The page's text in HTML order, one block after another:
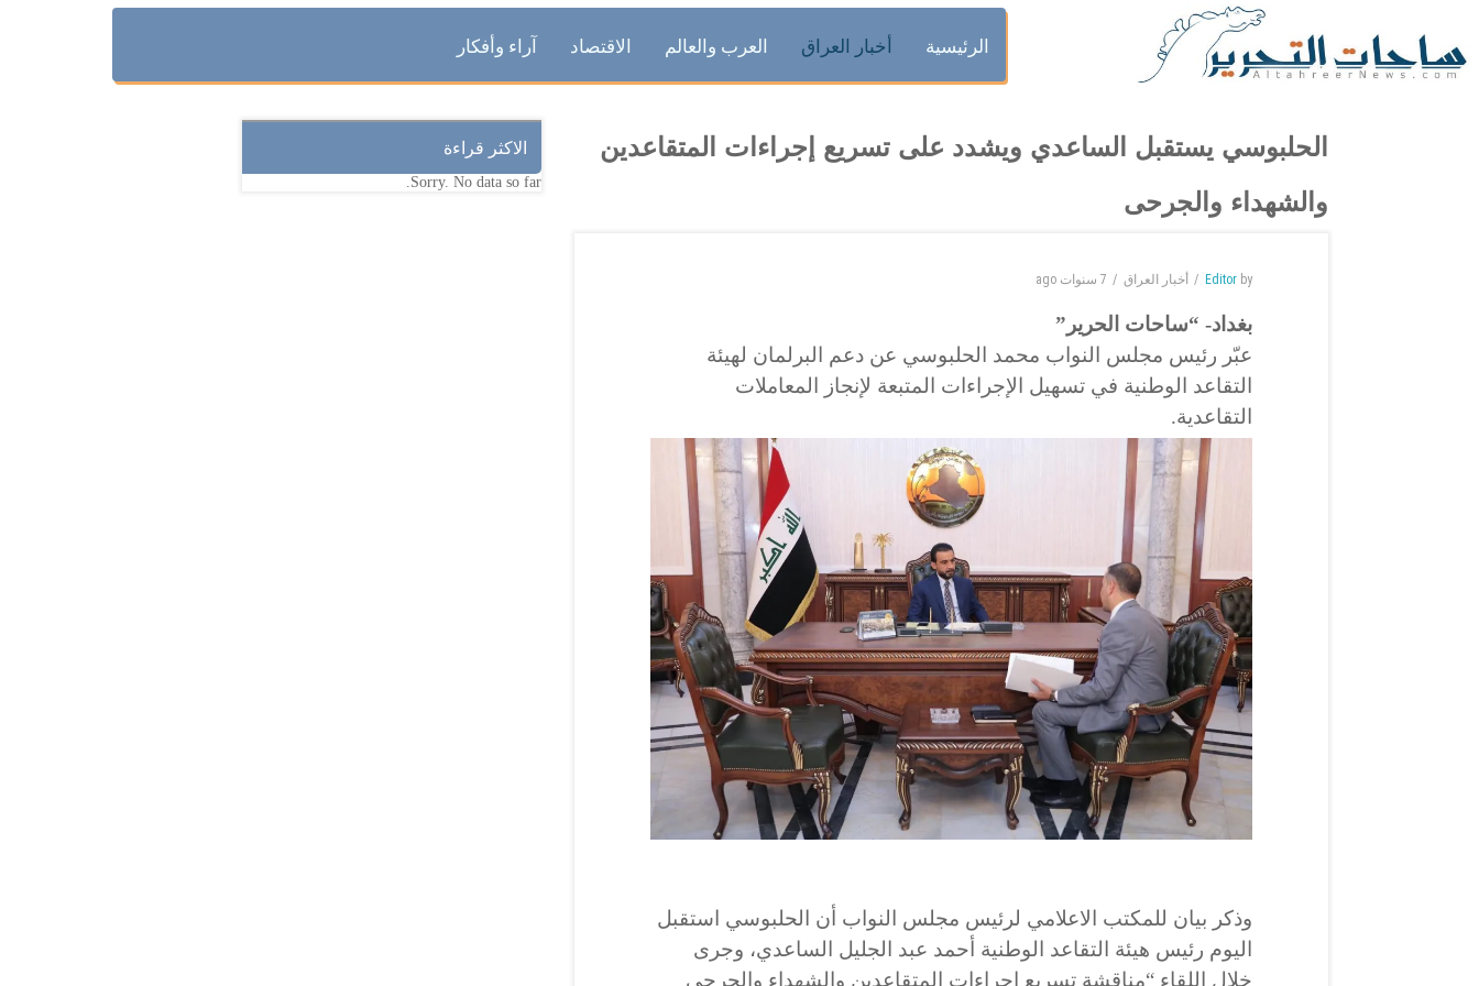
الرئيسية أخبار العراق العرب والعالم الاقتصاد آراء وأفكار
الحلبوسي يستقبل الساعدي ويشدد على تسريع إجراءات المتقاعدين
والشهداء والجرحى
by
Editor أخبار العراق 7 سنوات ago
بغداد- “ساحات الحرير”
عبّر رئيس مجلس النواب محمد الحلبوسي عن دعم البرلمان لهيئة
التقاعد الوطنية في تسهيل الإجراءات المتبعة لإنجاز المعاملات
التقاعدية.
وذكر بيان للمكتب الاعلامي لرئيس مجلس النواب أن الحلبوسي استقبل
اليوم رئيس هيئة التقاعد الوطنية أحمد عبد الجليل الساعدي، وجرى
خلال اللقاء “مناقشة تسريع إجراءات المتقاعدين والشهداء والجرحى
الاكثر قراءة
Sorry. No data so far.